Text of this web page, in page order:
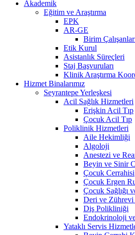
Akademik
Eğitim ve Araştırma
EPK
AR-GE
Birim
Etik Kurul
Asistanlık Süreçleri
Staj Başvuruları
Klinik Araştırma
Hizmet Binalarımız
Seyrantepe Yerleşkesi
Acil Sağlık Hizmetleri
Erişkin Acil Tıp
Çocuk Acil Tıp
Poliklinik Hizmetleri
Aile Hekimliği
Algoloji
Anestezi ve
Beyin ve Sinir
Çocuk Cerrahisi
Çocuk Ergen
Çocuk Sağlığı
Deri ve Zührevi
Diş Polikliniği
Endokrinoloji
Yataklı Servis